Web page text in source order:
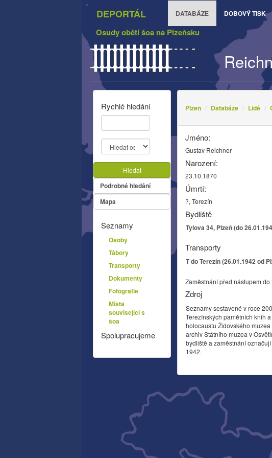
DEPORTÁL DATABÁZE DOBOVÝ TISK
Osudy obětí šoa na Plzeňsku
Plzeň Databáze Lidé
Jméno:
Gustav Reichner
Narození:
23.10.1870
Úmrtí:
?, Terezín
Bydliště
Tylova 34, Plzeň (do
Transporty
T do Terezín (26.01.1942 od
Zaměstnání před nástupem
Zdroj
Seznamy sestavené v roce
Terezínských pamětních knih
holocaustu Židovského
archiv Státního muzea v
bydliště a zaměstnání
1942.
Rychlé hledání
Hledat
Podrobné hledání
Mapa
Seznamy
Osoby
Tábory
Transporty
Dokumenty
Fotografie
Místa
související s
šoa
Spolupracujeme